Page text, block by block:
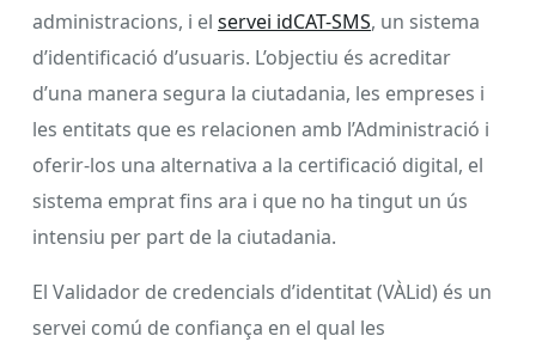
administracions, i el servei idCAT-SMS, un sistema
d’identificació d’usuaris. L’objectiu és acreditar
d’una manera segura la ciutadania, les empreses i
les entitats que es relacionen amb l’Administració i
oferir-los una alternativa a la certificació digital, el
sistema emprat fins ara i que no ha tingut un ús
intensiu per part de la ciutadania.
El Validador de credencials d’identitat (VÀLid) és un
servei comú de confiança en el qual les